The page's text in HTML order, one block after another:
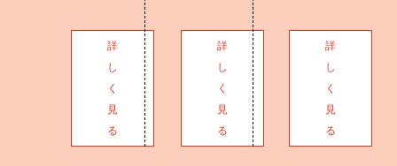
詳
し
く
見
る
詳
し
く
見
る
詳
し
く
見
る